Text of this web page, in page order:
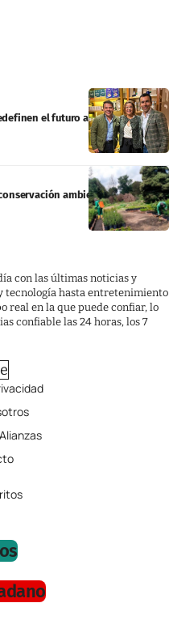
el futuro agropecuario en
ambiental a través de
con las últimas noticias y
tecnología hasta entretenimiento
real en la que puede confiar, lo
confiable las 24 horas, los 7